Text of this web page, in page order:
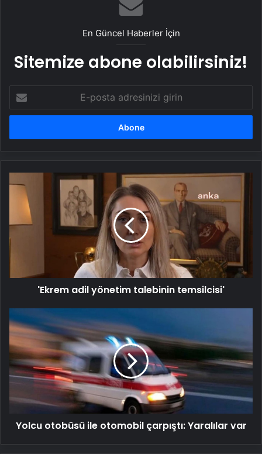
25 Yıllık Miras Davasında Gözler Temmuz
Ayındaki Karar Duruşmasına Çevrildi
En Güncel Haberler İçin
Sitemize abone olabilirsiniz!
posta
adresinizi
yönetim
talebinin
temsilcisi'
'Ekrem adil yönetim talebinin temsilcisi'
Yolcu
otobüsü
ile
otomobil
çarpıştı:
Yaralılar
Yolcu otobüsü ile otomobil çarpıştı: Yaralılar var